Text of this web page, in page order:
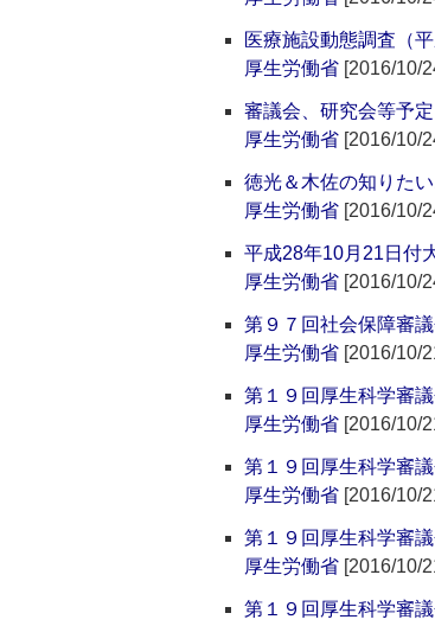
医療施設動態調査（
厚生労働省 [2016/10/
審議会、研究会等予定
厚生労働省 [2016/10/
徳光＆木佐の知りた
厚生労働省 [2016/10/
平成28年10月21日付
厚生労働省 [2016/10/
第９７回社会保障審
厚生労働省 [2016/10/
第１９回厚生科学審
厚生労働省 [2016/10/
第１９回厚生科学審
厚生労働省 [2016/10/
第１９回厚生科学審
厚生労働省 [2016/10/
第１９回厚生科学審